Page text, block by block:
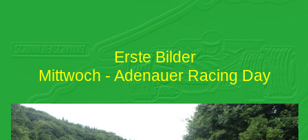
Erste Bilder
Mittwoch - Adenauer Racing Day